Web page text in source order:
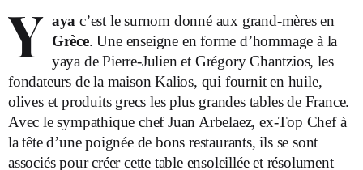
Y aya c’est le surnom donné aux grand-mères en
Grèce. Une enseigne en forme d’hommage à la
yaya de Pierre-Julien et Grégory Chantzios, les
fondateurs de la maison Kalios, qui fournit en huile,
olives et produits grecs les plus grandes tables de France.
Avec le sympathique chef Juan Arbelaez, ex-Top Chef à
la tête d’une poignée de bons restaurants, ils se sont
associés pour créer cette table ensoleillée et résolument